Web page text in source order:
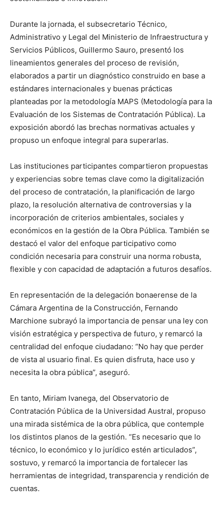
Durante la jornada, el subsecretario Técnico,
Administrativo y Legal del Ministerio de Infraestructura y
Servicios Públicos, Guillermo Sauro, presentó los
lineamientos generales del proceso de revisión,
elaborados a partir un diagnóstico construido en base a
estándares internacionales y buenas prácticas
planteadas por la metodología MAPS (Metodología para la
Evaluación de los Sistemas de Contratación Pública). La
exposición abordó las brechas normativas actuales y
propuso un enfoque integral para superarlas.
Las instituciones participantes compartieron propuestas
y experiencias sobre temas clave como la digitalización
del proceso de contratación, la planificación de largo
plazo, la resolución alternativa de controversias y la
incorporación de criterios ambientales, sociales y
económicos en la gestión de la Obra Pública. También se
destacó el valor del enfoque participativo como
condición necesaria para construir una norma robusta,
flexible y con capacidad de adaptación a futuros desafíos.
En representación de la delegación bonaerense de la
Cámara Argentina de la Construcción, Fernando
Marchione subrayó la importancia de pensar una ley con
visión estratégica y perspectiva de futuro, y remarcó la
centralidad del enfoque ciudadano: “No hay que perder
de vista al usuario final. Es quien disfruta, hace uso y
necesita la obra pública”, aseguró.
En tanto, Miriam Ivanega, del Observatorio de
Contratación Pública de la Universidad Austral, propuso
una mirada sistémica de la obra pública, que contemple
los distintos planos de la gestión. “Es necesario que lo
técnico, lo económico y lo jurídico estén articulados”,
sostuvo, y remarcó la importancia de fortalecer las
herramientas de integridad, transparencia y rendición de
cuentas.